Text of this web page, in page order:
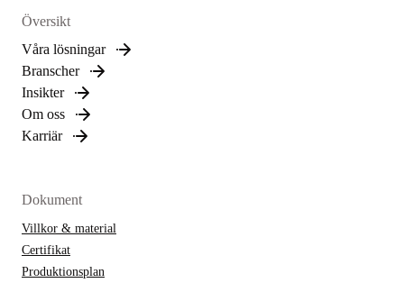
Översikt
Våra lösningar
Branscher
Insikter
Om oss
Karriär
Dokument
Villkor & material
Certifikat
Produktionsplan